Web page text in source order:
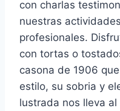
con charlas
nuestras
profesionales.
con tortas o
casona de 1906
estilo, su sobria y
lustrada nos lleva